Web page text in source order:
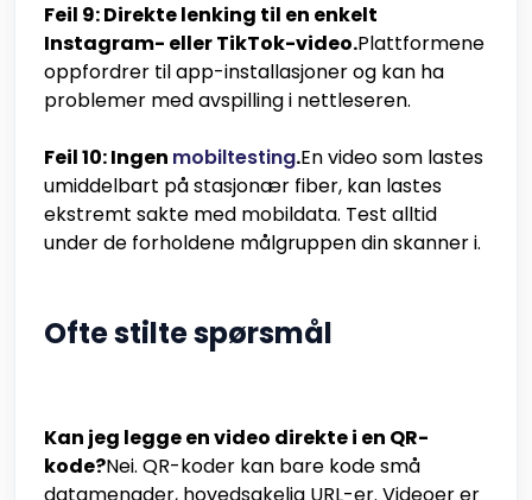
Feil 9: Direkte lenking til en enkelt
Instagram- eller TikTok-video.Plattformene
oppfordrer til app-installasjoner og kan ha
problemer med avspilling i nettleseren.
Feil 10: Ingen mobiltesting.En video som lastes
umiddelbart på stasjonær fiber, kan lastes
ekstremt sakte med mobildata. Test alltid
under de forholdene målgruppen din skanner i.
Ofte stilte spørsmål
Kan jeg legge en video direkte i en QR-
kode?Nei. QR-koder kan bare kode små